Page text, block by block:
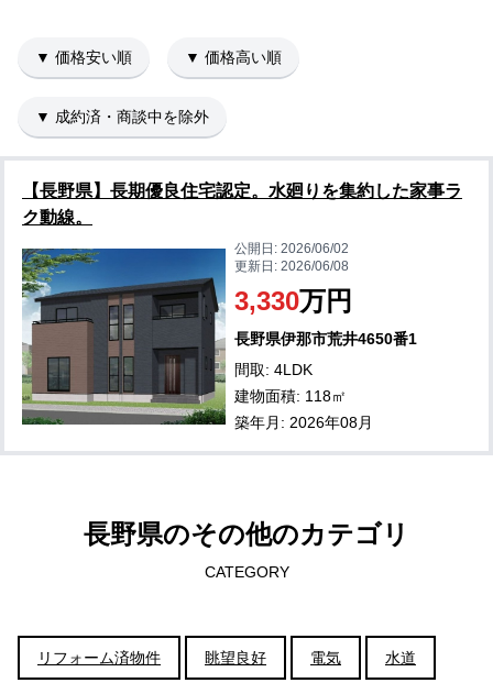
▼ 価格安い順 ▼ 価格高い順
▼ 成約済・商談中を除外
【長野県】長期優良住宅認定。水廻りを集約した家事ラ
ク動線。
公開日:2026/06/02
更新日:2026/06/08
3,330万円
長野県伊那市荒井4650番1
間取: 4LDK
建物面積: 118㎡
築年月: 2026年08月
長野県のその他のカテゴリ
CATEGORY
リフォーム済物件 眺望良好 電気 水道